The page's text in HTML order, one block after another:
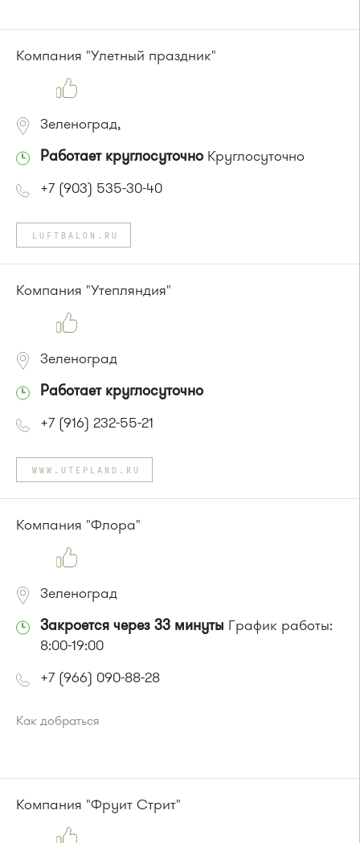
Маршрутка № 409м, 419м, 476м
или до остановки"Студенческая":
Автобусы № 6, 7, 10, 12, 19.
Маршрутка № 419м, 720м, 900, 903
Компания "Улетный праздник"
Зеленоград,
Работает круглосуточно Круглосуточно
+7 (903) 535-30-40
LUFTBALON.RU
Компания "Утепляндия"
Зеленоград
Работает круглосуточно
+7 (916) 232-55-21
WWW.UTEPLAND.RU
Компания "Флора"
Зеленоград
Закроется через 33 минуты График работы:
8:00-19:00
+7 (966) 090-88-28
Как добраться
или до остановки"Улица 1-го Мая":
Автобусы № 28, 32.
Компания "Фруит Стрит"